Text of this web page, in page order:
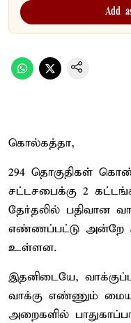
Add
கொல்கத்தா,
294 தொகுதிகள்
சட்டசபைக்கு 2
தேர்தலில் பதிவான
எண்ணப்பட்டு அன்றே
உள்ளன.
இதனிடையே,
வாக்கு எண்ணும்
அறைகளில்